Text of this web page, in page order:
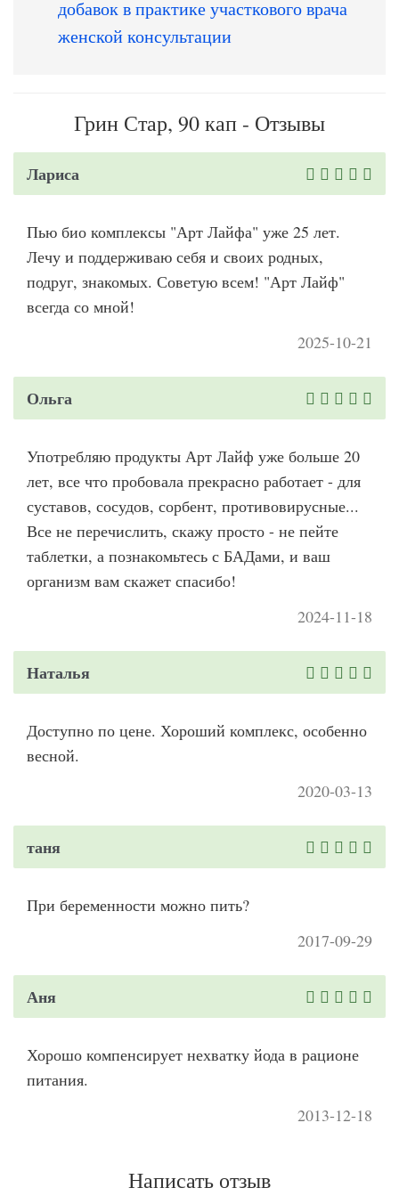
добавок в практике участкового врача
женской консультации
Грин Стар, 90 кап - Отзывы
Лариса
Пью био комплексы "Арт Лайфа" уже 25 лет.
Лечу и поддерживаю себя и своих родных,
подруг, знакомых. Советую всем! "Арт Лайф"
всегда со мной!
2025-10-21
Ольга
Употребляю продукты Арт Лайф уже больше 20
лет, все что пробовала прекрасно работает - для
суставов, сосудов, сорбент, противовирусные...
Все не перечислить, скажу просто - не пейте
таблетки, а познакомьтесь с БАДами, и ваш
организм вам скажет спасибо!
2024-11-18
Наталья
Доступно по цене. Хороший комплекс, особенно
весной.
2020-03-13
таня
При беременности можно пить?
2017-09-29
Аня
Хорошо компенсирует нехватку йода в рационе
питания.
2013-12-18
Написать отзыв